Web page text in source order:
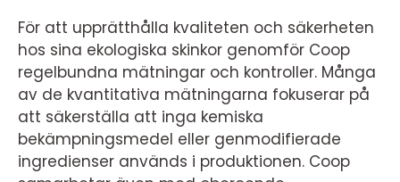
För att upprätthålla kvaliteten och säkerheten
hos sina ekologiska skinkor genomför Coop
regelbundna mätningar och kontroller. Många
av de kvantitativa mätningarna fokuserar på
att säkerställa att inga kemiska
bekämpningsmedel eller genmodifierade
ingredienser används i produktionen. Coop